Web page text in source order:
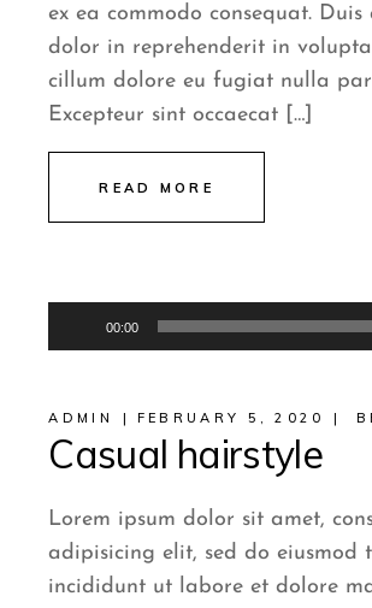
ex ea commodo consequat.
dolor in reprehenderit in
cillum dolore eu fugiat nulla
Excepteur sint occaecat […]
READ MORE
Player
00:00
ADMIN FEBRUARY 5, 2020
Casual hairstyle
Lorem ipsum dolor sit amet,
adipisicing elit, sed do eiusmod
incididunt ut labore et dolore